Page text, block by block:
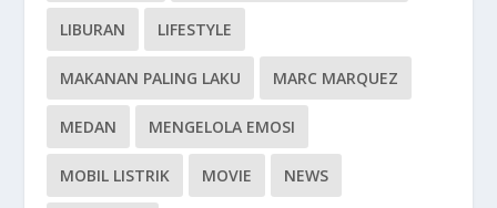
LIBURAN LIFESTYLE
MAKANAN PALING LAKU MARC MARQUEZ
MEDAN MENGELOLA EMOSI
MOBIL LISTRIK MOVIE NEWS